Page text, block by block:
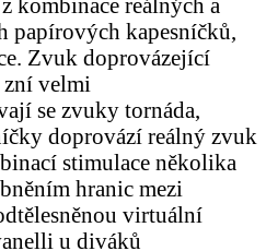
papírových kapesníčků,
Zvuk doprovázející
zní velmi
se zvuky tornáda,
doprovází reálný zvuk
stimulace několika
hranic mezi
virtuální
u diváků